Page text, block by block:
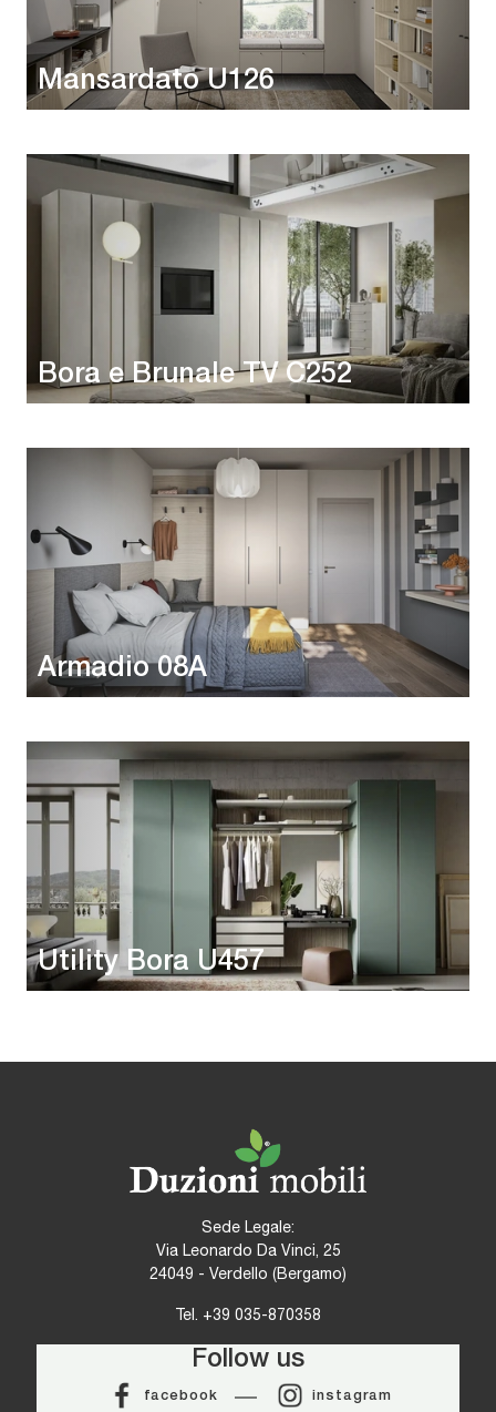
Mansardato U126
Bora e Brunale TV C252
Armadio 08A
Utility Bora U457
Sede Legale:
Via Leonardo Da Vinci, 25
24049 - Verdello (Bergamo)
Tel. +39 035-870358
Follow us
facebook instagram